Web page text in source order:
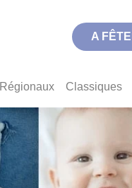
A
Régionaux Classiques